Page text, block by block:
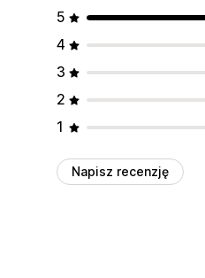
5
4
3
2
1
Napisz recenzję